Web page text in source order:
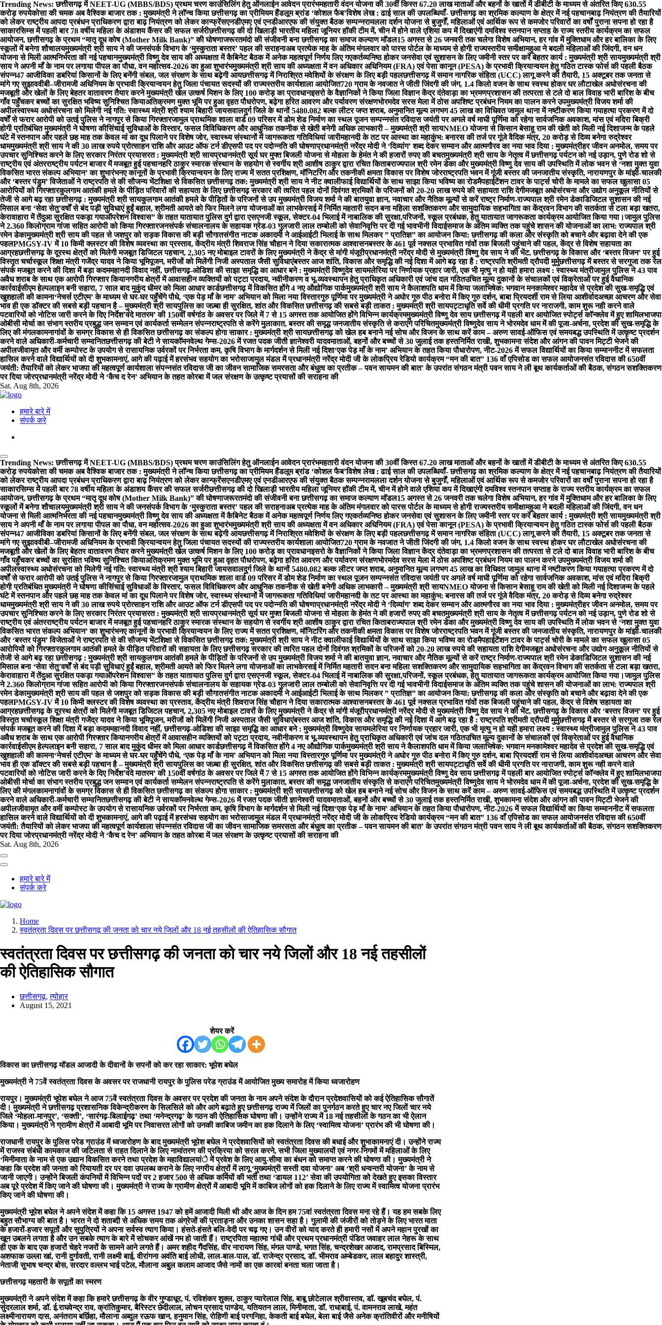
Skip
to
content
Trending News: छत्तीसगढ़ में NEET-UG (MBBS/BDS) प्रथम चरण काउंसिलिंग हेतु ऑनलाईन आवेदन प्रारंभमहतारी वंदन योजना की 30वीं किस्त 67.20 लाख माताओं और बहनों के खातों में डीबीटी के माध्यम से अंतरित किए 630.55
करोड़ रुपयेकोसा की चमक अब वैश्विक बाजार तक : मुख्यमंत्री ने लॉन्च किया छत्तीसगढ़ का प्रीमियम हैंडलूम ब्रांड ‘कोशल फैब’विशेष लेख : ढाई साल की उपलब्धियाँ- छत्तीसगढ़ का श्रमिक कल्याण के क्षेत्र में नई पहचानबाढ़ नियंत्रण की तैयारियों
को लेकर राष्ट्रीय आपदा प्रबंधन प्राधिकरण द्वारा बाढ़ नियंत्रण को लेकर कान्फ्रेंसएनडीएमए एवं एनडीआरएफ की संयुक्त बैठक सम्पन्नरामलला दर्शन योजना से बुजुर्गों, महिलाओं एवं आर्थिक रूप से कमजोर परिवारों का वर्षों पुराना सपना हो रहा है
साकारसिम्स में पहली बार 78 वर्षीय महिला के अंडाशय कैंसर की सफल सर्जरीछत्तीसगढ़ की दो खिलाड़ी भारतीय महिला जूनियर हॉकी टीम में, चीन में होने वाले एशिया कप में दिखाएंगी दमविश्व स्तनपान सप्ताह के राज्य स्तरीय कार्यक्रम का सफल
आयोजन, छत्तीसगढ़ के प्रथम “मातृ दूध कोष (Mother Milk Bank)” की घोषणाजरूरतमंदो की संजीवनी बना छत्तीसगढ़ का समाज कल्याण मॉडल15 अगस्त से 26 जनवरी तक चलेगा विशेष अभियान, हर गांव में मुक्तिधाम और हर बालिका के लिए
स्कूलों में बनेगा शौचालयमुख्यमंत्री श्री साय ने की जनसंपर्क विभाग के ‘मुस्कुराता बस्तर’ पहल की सराहनाअब प्रत्येक माह के अंतिम मंगलवार को पारस पोर्टल के माध्यम से होगी राज्यस्तरीय समीक्षामहुआ ने बदली महिलाओं की जिंदगी, वन धन
योजना से मिली आत्मनिर्भरता की नई पहचानमुख्यमंत्री विष्णु देव साय की अध्यक्षता में कैबिनेट बैठक में अनेक महत्वपूर्ण निर्णय लिए गएकर्तव्यनिष्ठ होकर जनसेवा एवं सुशासन के लिए जमीनी स्तर पर करें बेहतर कार्य : मुख्यमंत्री श्री सायमुख्यमंत्री श्री
साय ने अपनी माँ के नाम पर लगाया पीपल का पौधा, वन महोत्सव-2026 का हुआ शुभारंभमुख्यमंत्री श्री साय की अध्यक्षता में वन अधिकार अधिनियम (FRA) एवं पेसा कानून (PESA) के प्रभावी क्रियान्वयन हेतु गठित टास्क फोर्स की पहली बैठक
संपन्न47 आजीविका डबरियां किसानों के लिए बनेंगी संबल, जल संरक्षण के साथ बढ़ेगी आयछत्तीसगढ़ में निराश्रित मवेशियों के संरक्षण के लिए बड़ी पहलछत्तीसगढ़ में समान नागरिक संहिता (UCC) लागू करने की तैयारी, 15 अक्टूबर तक जनता से
मांगे गए सुझाववीबी–जीरामजी अधिनियम के प्रभावी क्रियान्वयन हेतु जिला पंचायत सदस्यों की राज्यस्तरीय कार्यशाला आयोजित720 ग्राम के नवजात ने जीती जिंदगी की जंग, 1.4 किलो वजन के साथ स्वस्थ होकर घर लौटाखेल अधोसंरचना की
मजबूती और खेलों के लिए बेहतर वातावरण तैयार करने मुख्यमंत्री खेल उत्कर्ष मिशन के लिए 100 करोड़ का प्रावधानइसरो के वैज्ञानिकों ने किया जिला विज्ञान केंद्र दंतेवाड़ा का भ्रमणप्रशासन की तत्परता से टले दो बाल विवाह भारी बारिश के बीच
गाँव पहुँचकर बच्चों का सुरक्षित भविष्य सुनिश्चित कियाअतिक्रमण मुक्त भूमि पर हुआ वृहत पौधरोपण, बढ़ेगा हरित आवरण और पर्यावरण संरक्षणभोरमदेव सरस मेला में ठोस अपशिष्ट प्रबंधन नियम का पालन करने उपमुख्यमंत्री विजय शर्मा की
अपीलस्वास्थ्य अधोसंरचना को मिलेगी नई गति: स्वास्थ्य मंत्री श्री श्याम बिहारी जायसवालदुर्ग जिले के थानों 5480.082 बल्क लीटर जप्त शराब, अनुमानित मूल्य लगभग 45 लाख का विधिवत जामुल थाना में नष्टीकरण किया गयाहत्या प्रकरण में दो
वर्षों से फरार आरोपी को उतई पुलिस ने नागपुर से किया गिरफ्तारजामुल प्राथमिक शाला वार्ड 09 परिसर में डोम शेड निर्माण का स्थल पूजन सम्पन्नसंत रविदास जयंती पर अगले वर्ष माघी पूर्णिमा को रहेगा सार्वजनिक अवकाश, मांस एवं मदिरा बिक्री
होगी प्रतिबंधित मुख्यमंत्री ने घोषणा कीसिंचाई सुविधाओं के विस्तार, फसल विविधिकरण और आधुनिक तकनीक से खेती बनेगी अधिक लाभकारी – मुख्यमंत्री श्री सायNMEO योजना से किसान बेसाहू राम की खेती को मिली नई दिशाजन्म के पहले
घंटे में स्तनपान और पहले छह माह तक केवल मां का दूध पिलाने पर विशेष जोर, स्वास्थ्य संस्थानों में जागरूकता गतिविधियां जारीमहानदी के तट पर आस्था का महाकुंभ: बनारस की तर्ज पर गूंजे वैदिक मंत्र, 20 करोड़ से दिव्य बनेगा रुद्रेश्वर
धाममुख्यमंत्री श्री साय ने की 30 लाख रुपये प्रोत्साहन राशि और आउट ऑफ टर्न डीएसपी पद पर पदोन्नति की घोषणाप्रधानमंत्री नरेंद्र मोदी ने ‘दिव्यांग’ शब्द देकर सम्मान और आत्मगौरव का नया भाव दिया : मुख्यमंत्रीहर जीवन अनमोल, समय पर
उपचार सुनिश्चित करने के लिए सरकार निरंतर प्रयासरत : मुख्यमंत्री श्री सायप्रधानमंत्री सूर्य घर मुफ्त बिजली योजना से मोहला के हेमंत ने की हजारों रुपए की बचतमुख्यमंत्री श्री साय के नेतृत्व में छत्तीसगढ़ पर्यटन को नई उड़ान, पुणे रोड शो से
राष्ट्रीय एवं अंतरराष्ट्रीय पर्यटन बाजार में मजबूत हुई पहचानहरि ठाकुर स्मारक संस्थान के सहयोग से स्वर्गीय श्री आशीष ठाकुर द्वारा रचित किताबराज्यपाल श्री रमेन डेका और मुख्यमंत्री विष्णु देव साय की उपस्थिति में लोक भवन से ‘नशा मुक्त युवा
विकसित भारत संकल्प अभियान’ का शुभारंभनए कानूनों के प्रभावी क्रियान्वयन के लिए राज्य में सतत प्रशिक्षण, मॉनिटरिंग और तकनीकी क्षमता विकास पर विशेष जोरराष्ट्रपति भवन में गूंजी बस्तर की जनजातीय संस्कृति, नारायणपुर के मांझी-चालकी
और ‘बस्तर पंडुम’ विजेताओं ने राष्ट्रपति से की सौजन्य भेंटशिक्षा से विकसित छत्तीसगढ़ तक: मुख्यमंत्री श्री साय ने नीट क्वालीफाई विद्यार्थियों के साथ साझा किया भविष्य का रोडमैपहाईटेंशन टावर के पार्ट्स चोरी के मामले का सफल खुलासा 05
आरोपियों को गिरफ्तारकुलगाम आतंकी हमले के पीड़ित परिवारों की सहायता के लिए छत्तीसगढ़ सरकार की त्वरित पहल दोनों दिवंगत श्रमिकों के परिजनों को 20-20 लाख रुपये की सहायता राशि देगीमजबूत अधोसंरचना और उद्योग अनुकूल नीतियों से
तेजी से आगे बढ़ रहा छत्तीसगढ़ : मुख्यमंत्री श्री सायकुलगाम आतंकी हमले के पीड़ितों के परिजनों से उप मुख्यमंत्री विजय शर्मा ने की बातयुवा ज्ञान, नवाचार और नैतिक मूल्यों से करें राष्ट्र निर्माण-राज्यपाल श्री रमेन डेका​डिजिटल सुशासन की नई
मिसाल बना ‘सेवा सेतु’वर्षों से बंद पड़ी सुविधाएं हुईं बहाल, श्रीमती आयते को फिर मिलने लगा योजनाओं का लाभकेरसई में निर्मित महतारी सदन बना महिला सशक्तिकरण और सामुदायिक सहभागिता का केंद्रवन विभाग की सतर्कता से टला बड़ा खतरा,
केरावाहारा में तेंदुआ सुरक्षित पकड़ा गयाऑपरेशन विश्वास” के तहत यातायात पुलिस दुर्ग द्वारा एसएनजी स्कूल, सेक्टर-04 भिलाई में नाबालिक की सुरक्षा,परिजनों, स्कूल प्रबंधक, हेतु यातायात जागरूकता कार्यक्रम आयोजित किया गया।जामुल पुलिस
ने 2.360 किलोग्राम गांजा सहित आरोपी को किया गिरफ्तारजनसंपर्क संचालनालय के सहायक ग्रेड-03 गुलजारी लाल तम्बोली को सेवानिवृत्ति पर दी गई भावभीनी विदाईसमाज के अंतिम व्यक्ति तक पहुंचे शासन की योजनाओं का लाभ: राज्यपाल श्री
रमेन डेकामुख्यमंत्री श्री साय की पहल से जशपुर को सड़क विकास की बड़ी सौगातसंगीत नाटक अकादमी ने आईआईटी भिलाई के साथ मिलकर ” प्रातिज्ञ” का आयोजन किया: छत्तीसगढ़ की कला और संस्कृति को बचाने और बढ़ावा देने की एक
पहलPMGSY-IV में 10 किमी क्लस्टर की विशेष व्यवस्था का प्रस्ताव, केंद्रीय मंत्री शिवराज सिंह चौहान ने दिया सकारात्मक आश्वासनबस्तर के 461 पूर्व नक्सल प्रभावित गांवों तक बिजली पहुंचाने की पहल, केंद्र से विशेष सहायता का
आग्रहछत्तीसगढ़ के दूरस्थ क्षेत्रों को मिलेगी मजबूत डिजिटल पहचान, 2,305 नए मोबाइल टावरों के लिए मुख्यमंत्री ने केंद्र से मांगी मंजूरीप्रधानमंत्री नरेंद्र मोदी से मुख्यमंत्री विष्णु देव साय ने की भेंट, छत्तीसगढ़ के विकास और ‘बस्तर विजन’ पर हुई
विस्तृत चर्चास्कूल शिक्षा मंत्री गजेंद्र यादव ने किया भूमिपूजन, मरीजों को मिलेंगी निजी अस्पताल जैसी सुविधाएंबस्तर आज शांति, विकास और समृद्धि की नई दिशा में आगे बढ़ रहा है : राष्ट्रपति श्रीमती द्रौपदी मुर्मुछत्तीसगढ़ में बस्तर से सरगुजा तक रेल
संपर्क मजबूत करने की दिशा में बड़ा कदममहानदी विवाद नहीं, छत्तीसगढ़-ओडिशा की साझा समृद्धि का आधार बने : मुख्यमंत्री विष्णुदेव सायमलेरिया पर निर्णायक प्रहार जारी, एक भी मृत्यु न हो यही हमारा लक्ष्य : स्वास्थ्य मंत्रीजामुल पुलिस ने 43 पाव
अवैध शराब के साथ एक आरोपी गिरफ्तार कियानगरीय क्षेत्रों में आवासहीन व्यक्तियों को पट्टा प्रदाय, नवीनीकरण व भू-व्यवस्थापन हेतु प्राधिकृत अधिकारी एवं जांच दल गठितउचित मूल्य दुकानों के संचालकों एवं विक्रेताओं पर हुई वैधानिक
कार्रवाईसीएम हेल्पलाइन बनी सहारा, 7 साल बाद मुकुंद धीमर को मिला आधार कार्डछत्तीसगढ़ में विकसित होंगे 4 नए औद्योगिक पार्कमुख्यमंत्री श्री साय ने कैलाशपति धाम में किया जलाभिषेक: भगवान मनकामेश्वर महादेव से प्रदेश की सुख-समृद्धि एवं
खुशहाली की कामना‘नेचर्स एटीएम’ के माध्यम से घर-घर पहुँचेंगे पौधे, ‘एक पेड़ माँ के नाम’ अभियान को मिला नया विस्तारगुरु पूर्णिमा पर मुख्यमंत्री ने अघोर गुरु पीठ बनोरा में किए गुरु दर्शन, बाबा प्रियदर्शी राम से लिया आशीर्वादअच्छा आचरण और सेवा
भाव ही एक डॉक्टर की सबसे बड़ी पहचान है – मुख्यमंत्री श्री सायपुलिस का जज़्बा ही सुरक्षित, शांत और विकसित छत्तीसगढ़ की सबसे बड़ी ताकत : मुख्यमंत्री श्री सायपट्टाधृति सर्वे की धीमी प्रगति पर नाराजगी, काम शुरू नही करने वाले
पटवारियों को नोटिस जारी करने के दिए निर्देश’वंदे मातरम’ की 150वीं वर्षगांठ के अवसर पर जिले में 7 से 15 अगस्त तक आयोजित होंगे विभिन्न कार्यक्रममुख्यमंत्री विष्णु देव साय छत्तीसगढ़ में पहली बार आयोजित स्पोर्ट्स कॉन्क्लेव में हुए शामिलभाजपा
ओबीसी मोर्चा का संभाग स्तरीय प्रबुद्ध जन सम्मान एवं कार्यकर्ता सम्मेलन संपन्नराष्ट्रपति से करेंगे मुलाकात, बस्तर की समृद्ध जनजातीय संस्कृति से कराएंगे परिचितमुख्यमंत्री विष्णुदेव साय ने भोरमदेव धाम में की पूजा-अर्चना, प्रदेश की सुख-समृद्धि के
लिए की मंगलकामनागांवों के समग्र विकास से ही विकसित छत्तीसगढ़ का संकल्प होगा साकार : मुख्यमंत्री श्री सायछत्तीसगढ़ को खेल हब बनाने नई सोच और विजन के साथ करें काम – अरुण सावई-ऑफिस एवं समयबद्ध उपस्थिति में उत्कृष्ट प्रदर्शन
करने वाले अधिकारी-कर्मचारी सम्मानितछत्तीसगढ़ की बेटी ने सायकॉमनवेल्थ गेम्स-2026 में रजत पदक जीती ज्ञानेश्वरी यादवमाताओं, बहनों और बच्चों से 30 जुलाई तक हस्तनिर्मित राखी, शुभकामना संदेश और आंगन की पावन मिट्टी भेजने की
अपीलजीवामृत और वर्मी कम्पोस्ट के उपयोग से रासायनिक उर्वरकों पर निर्भरता कम, कृषि विभाग के मार्गदर्शन से मिली नई दिशा‘एक पेड़ माँ के नाम’ अभियान के तहत किया पौधारोपण, नीट-2026 में सफल विद्यार्थियों का किया सम्माननीट में सफलता
हासिल करने वाले विद्यार्थियों को दी शुभकामनाएं, आगे की पढ़ाई में हरसंभव सहयोग का भरोसाजामुल मंडल में प्रधानमंत्री नरेंद्र मोदी जी के लोकप्रिय रेडियो कार्यक्रम “मन की बात” 136 वाँ एपिसोड का सफल आयोजनसंत रविदास की 650वीं
जयंती: तैयारियों को लेकर भाजपा की महत्वपूर्ण कार्यशाला संपन्नसंत रविदास जी का जीवन सामाजिक समरसता और बंधुत्व का प्रतीक – पवन सायमन की बात’ के उपरांत संगठन मंत्री पवन साय ने ली बूथ कार्यकर्ताओं की बैठक, संगठन सशक्तिकरण
पर दिया जोरप्रधानमंत्री नरेंद्र मोदी ने ‘कैच द रेन’ अभियान के तहत कोरबा में जल संरक्षण के उत्कृष्ट प्रयासों की सराहना की
Sat. Aug 8th, 2026
हमारे बारे में
संपर्क करे
Trending News: छत्तीसगढ़ में NEET-UG (MBBS/BDS) प्रथम चरण काउंसिलिंग हेतु ऑनलाईन आवेदन प्रारंभमहतारी वंदन योजना की 30वीं किस्त 67.20 लाख माताओं और बहनों के खातों में डीबीटी के माध्यम से अंतरित किए 630.55
करोड़ रुपयेकोसा की चमक अब वैश्विक बाजार तक : मुख्यमंत्री ने लॉन्च किया छत्तीसगढ़ का प्रीमियम हैंडलूम ब्रांड ‘कोशल फैब’विशेष लेख : ढाई साल की उपलब्धियाँ- छत्तीसगढ़ का श्रमिक कल्याण के क्षेत्र में नई पहचानबाढ़ नियंत्रण की तैयारियों
को लेकर राष्ट्रीय आपदा प्रबंधन प्राधिकरण द्वारा बाढ़ नियंत्रण को लेकर कान्फ्रेंसएनडीएमए एवं एनडीआरएफ की संयुक्त बैठक सम्पन्नरामलला दर्शन योजना से बुजुर्गों, महिलाओं एवं आर्थिक रूप से कमजोर परिवारों का वर्षों पुराना सपना हो रहा है
साकारसिम्स में पहली बार 78 वर्षीय महिला के अंडाशय कैंसर की सफल सर्जरीछत्तीसगढ़ की दो खिलाड़ी भारतीय महिला जूनियर हॉकी टीम में, चीन में होने वाले एशिया कप में दिखाएंगी दमविश्व स्तनपान सप्ताह के राज्य स्तरीय कार्यक्रम का सफल
आयोजन, छत्तीसगढ़ के प्रथम “मातृ दूध कोष (Mother Milk Bank)” की घोषणाजरूरतमंदो की संजीवनी बना छत्तीसगढ़ का समाज कल्याण मॉडल15 अगस्त से 26 जनवरी तक चलेगा विशेष अभियान, हर गांव में मुक्तिधाम और हर बालिका के लिए
स्कूलों में बनेगा शौचालयमुख्यमंत्री श्री साय ने की जनसंपर्क विभाग के ‘मुस्कुराता बस्तर’ पहल की सराहनाअब प्रत्येक माह के अंतिम मंगलवार को पारस पोर्टल के माध्यम से होगी राज्यस्तरीय समीक्षामहुआ ने बदली महिलाओं की जिंदगी, वन धन
योजना से मिली आत्मनिर्भरता की नई पहचानमुख्यमंत्री विष्णु देव साय की अध्यक्षता में कैबिनेट बैठक में अनेक महत्वपूर्ण निर्णय लिए गएकर्तव्यनिष्ठ होकर जनसेवा एवं सुशासन के लिए जमीनी स्तर पर करें बेहतर कार्य : मुख्यमंत्री श्री सायमुख्यमंत्री श्री
साय ने अपनी माँ के नाम पर लगाया पीपल का पौधा, वन महोत्सव-2026 का हुआ शुभारंभमुख्यमंत्री श्री साय की अध्यक्षता में वन अधिकार अधिनियम (FRA) एवं पेसा कानून (PESA) के प्रभावी क्रियान्वयन हेतु गठित टास्क फोर्स की पहली बैठक
संपन्न47 आजीविका डबरियां किसानों के लिए बनेंगी संबल, जल संरक्षण के साथ बढ़ेगी आयछत्तीसगढ़ में निराश्रित मवेशियों के संरक्षण के लिए बड़ी पहलछत्तीसगढ़ में समान नागरिक संहिता (UCC) लागू करने की तैयारी, 15 अक्टूबर तक जनता से
मांगे गए सुझाववीबी–जीरामजी अधिनियम के प्रभावी क्रियान्वयन हेतु जिला पंचायत सदस्यों की राज्यस्तरीय कार्यशाला आयोजित720 ग्राम के नवजात ने जीती जिंदगी की जंग, 1.4 किलो वजन के साथ स्वस्थ होकर घर लौटाखेल अधोसंरचना की
मजबूती और खेलों के लिए बेहतर वातावरण तैयार करने मुख्यमंत्री खेल उत्कर्ष मिशन के लिए 100 करोड़ का प्रावधानइसरो के वैज्ञानिकों ने किया जिला विज्ञान केंद्र दंतेवाड़ा का भ्रमणप्रशासन की तत्परता से टले दो बाल विवाह भारी बारिश के बीच
गाँव पहुँचकर बच्चों का सुरक्षित भविष्य सुनिश्चित कियाअतिक्रमण मुक्त भूमि पर हुआ वृहत पौधरोपण, बढ़ेगा हरित आवरण और पर्यावरण संरक्षणभोरमदेव सरस मेला में ठोस अपशिष्ट प्रबंधन नियम का पालन करने उपमुख्यमंत्री विजय शर्मा की
अपीलस्वास्थ्य अधोसंरचना को मिलेगी नई गति: स्वास्थ्य मंत्री श्री श्याम बिहारी जायसवालदुर्ग जिले के थानों 5480.082 बल्क लीटर जप्त शराब, अनुमानित मूल्य लगभग 45 लाख का विधिवत जामुल थाना में नष्टीकरण किया गयाहत्या प्रकरण में दो
वर्षों से फरार आरोपी को उतई पुलिस ने नागपुर से किया गिरफ्तारजामुल प्राथमिक शाला वार्ड 09 परिसर में डोम शेड निर्माण का स्थल पूजन सम्पन्नसंत रविदास जयंती पर अगले वर्ष माघी पूर्णिमा को रहेगा सार्वजनिक अवकाश, मांस एवं मदिरा बिक्री
होगी प्रतिबंधित मुख्यमंत्री ने घोषणा कीसिंचाई सुविधाओं के विस्तार, फसल विविधिकरण और आधुनिक तकनीक से खेती बनेगी अधिक लाभकारी – मुख्यमंत्री श्री सायNMEO योजना से किसान बेसाहू राम की खेती को मिली नई दिशाजन्म के पहले
घंटे में स्तनपान और पहले छह माह तक केवल मां का दूध पिलाने पर विशेष जोर, स्वास्थ्य संस्थानों में जागरूकता गतिविधियां जारीमहानदी के तट पर आस्था का महाकुंभ: बनारस की तर्ज पर गूंजे वैदिक मंत्र, 20 करोड़ से दिव्य बनेगा रुद्रेश्वर
धाममुख्यमंत्री श्री साय ने की 30 लाख रुपये प्रोत्साहन राशि और आउट ऑफ टर्न डीएसपी पद पर पदोन्नति की घोषणाप्रधानमंत्री नरेंद्र मोदी ने ‘दिव्यांग’ शब्द देकर सम्मान और आत्मगौरव का नया भाव दिया : मुख्यमंत्रीहर जीवन अनमोल, समय पर
उपचार सुनिश्चित करने के लिए सरकार निरंतर प्रयासरत : मुख्यमंत्री श्री सायप्रधानमंत्री सूर्य घर मुफ्त बिजली योजना से मोहला के हेमंत ने की हजारों रुपए की बचतमुख्यमंत्री श्री साय के नेतृत्व में छत्तीसगढ़ पर्यटन को नई उड़ान, पुणे रोड शो से
राष्ट्रीय एवं अंतरराष्ट्रीय पर्यटन बाजार में मजबूत हुई पहचानहरि ठाकुर स्मारक संस्थान के सहयोग से स्वर्गीय श्री आशीष ठाकुर द्वारा रचित किताबराज्यपाल श्री रमेन डेका और मुख्यमंत्री विष्णु देव साय की उपस्थिति में लोक भवन से ‘नशा मुक्त युवा
विकसित भारत संकल्प अभियान’ का शुभारंभनए कानूनों के प्रभावी क्रियान्वयन के लिए राज्य में सतत प्रशिक्षण, मॉनिटरिंग और तकनीकी क्षमता विकास पर विशेष जोरराष्ट्रपति भवन में गूंजी बस्तर की जनजातीय संस्कृति, नारायणपुर के मांझी-चालकी
और ‘बस्तर पंडुम’ विजेताओं ने राष्ट्रपति से की सौजन्य भेंटशिक्षा से विकसित छत्तीसगढ़ तक: मुख्यमंत्री श्री साय ने नीट क्वालीफाई विद्यार्थियों के साथ साझा किया भविष्य का रोडमैपहाईटेंशन टावर के पार्ट्स चोरी के मामले का सफल खुलासा 05
आरोपियों को गिरफ्तारकुलगाम आतंकी हमले के पीड़ित परिवारों की सहायता के लिए छत्तीसगढ़ सरकार की त्वरित पहल दोनों दिवंगत श्रमिकों के परिजनों को 20-20 लाख रुपये की सहायता राशि देगीमजबूत अधोसंरचना और उद्योग अनुकूल नीतियों से
तेजी से आगे बढ़ रहा छत्तीसगढ़ : मुख्यमंत्री श्री सायकुलगाम आतंकी हमले के पीड़ितों के परिजनों से उप मुख्यमंत्री विजय शर्मा ने की बातयुवा ज्ञान, नवाचार और नैतिक मूल्यों से करें राष्ट्र निर्माण-राज्यपाल श्री रमेन डेका​डिजिटल सुशासन की नई
मिसाल बना ‘सेवा सेतु’वर्षों से बंद पड़ी सुविधाएं हुईं बहाल, श्रीमती आयते को फिर मिलने लगा योजनाओं का लाभकेरसई में निर्मित महतारी सदन बना महिला सशक्तिकरण और सामुदायिक सहभागिता का केंद्रवन विभाग की सतर्कता से टला बड़ा खतरा,
केरावाहारा में तेंदुआ सुरक्षित पकड़ा गयाऑपरेशन विश्वास” के तहत यातायात पुलिस दुर्ग द्वारा एसएनजी स्कूल, सेक्टर-04 भिलाई में नाबालिक की सुरक्षा,परिजनों, स्कूल प्रबंधक, हेतु यातायात जागरूकता कार्यक्रम आयोजित किया गया।जामुल पुलिस
ने 2.360 किलोग्राम गांजा सहित आरोपी को किया गिरफ्तारजनसंपर्क संचालनालय के सहायक ग्रेड-03 गुलजारी लाल तम्बोली को सेवानिवृत्ति पर दी गई भावभीनी विदाईसमाज के अंतिम व्यक्ति तक पहुंचे शासन की योजनाओं का लाभ: राज्यपाल श्री
रमेन डेकामुख्यमंत्री श्री साय की पहल से जशपुर को सड़क विकास की बड़ी सौगातसंगीत नाटक अकादमी ने आईआईटी भिलाई के साथ मिलकर ” प्रातिज्ञ” का आयोजन किया: छत्तीसगढ़ की कला और संस्कृति को बचाने और बढ़ावा देने की एक
पहलPMGSY-IV में 10 किमी क्लस्टर की विशेष व्यवस्था का प्रस्ताव, केंद्रीय मंत्री शिवराज सिंह चौहान ने दिया सकारात्मक आश्वासनबस्तर के 461 पूर्व नक्सल प्रभावित गांवों तक बिजली पहुंचाने की पहल, केंद्र से विशेष सहायता का
आग्रहछत्तीसगढ़ के दूरस्थ क्षेत्रों को मिलेगी मजबूत डिजिटल पहचान, 2,305 नए मोबाइल टावरों के लिए मुख्यमंत्री ने केंद्र से मांगी मंजूरीप्रधानमंत्री नरेंद्र मोदी से मुख्यमंत्री विष्णु देव साय ने की भेंट, छत्तीसगढ़ के विकास और ‘बस्तर विजन’ पर हुई
विस्तृत चर्चास्कूल शिक्षा मंत्री गजेंद्र यादव ने किया भूमिपूजन, मरीजों को मिलेंगी निजी अस्पताल जैसी सुविधाएंबस्तर आज शांति, विकास और समृद्धि की नई दिशा में आगे बढ़ रहा है : राष्ट्रपति श्रीमती द्रौपदी मुर्मुछत्तीसगढ़ में बस्तर से सरगुजा तक रेल
संपर्क मजबूत करने की दिशा में बड़ा कदममहानदी विवाद नहीं, छत्तीसगढ़-ओडिशा की साझा समृद्धि का आधार बने : मुख्यमंत्री विष्णुदेव सायमलेरिया पर निर्णायक प्रहार जारी, एक भी मृत्यु न हो यही हमारा लक्ष्य : स्वास्थ्य मंत्रीजामुल पुलिस ने 43 पाव
अवैध शराब के साथ एक आरोपी गिरफ्तार कियानगरीय क्षेत्रों में आवासहीन व्यक्तियों को पट्टा प्रदाय, नवीनीकरण व भू-व्यवस्थापन हेतु प्राधिकृत अधिकारी एवं जांच दल गठितउचित मूल्य दुकानों के संचालकों एवं विक्रेताओं पर हुई वैधानिक
कार्रवाईसीएम हेल्पलाइन बनी सहारा, 7 साल बाद मुकुंद धीमर को मिला आधार कार्डछत्तीसगढ़ में विकसित होंगे 4 नए औद्योगिक पार्कमुख्यमंत्री श्री साय ने कैलाशपति धाम में किया जलाभिषेक: भगवान मनकामेश्वर महादेव से प्रदेश की सुख-समृद्धि एवं
खुशहाली की कामना‘नेचर्स एटीएम’ के माध्यम से घर-घर पहुँचेंगे पौधे, ‘एक पेड़ माँ के नाम’ अभियान को मिला नया विस्तारगुरु पूर्णिमा पर मुख्यमंत्री ने अघोर गुरु पीठ बनोरा में किए गुरु दर्शन, बाबा प्रियदर्शी राम से लिया आशीर्वादअच्छा आचरण और सेवा
भाव ही एक डॉक्टर की सबसे बड़ी पहचान है – मुख्यमंत्री श्री सायपुलिस का जज़्बा ही सुरक्षित, शांत और विकसित छत्तीसगढ़ की सबसे बड़ी ताकत : मुख्यमंत्री श्री सायपट्टाधृति सर्वे की धीमी प्रगति पर नाराजगी, काम शुरू नही करने वाले
पटवारियों को नोटिस जारी करने के दिए निर्देश’वंदे मातरम’ की 150वीं वर्षगांठ के अवसर पर जिले में 7 से 15 अगस्त तक आयोजित होंगे विभिन्न कार्यक्रममुख्यमंत्री विष्णु देव साय छत्तीसगढ़ में पहली बार आयोजित स्पोर्ट्स कॉन्क्लेव में हुए शामिलभाजपा
ओबीसी मोर्चा का संभाग स्तरीय प्रबुद्ध जन सम्मान एवं कार्यकर्ता सम्मेलन संपन्नराष्ट्रपति से करेंगे मुलाकात, बस्तर की समृद्ध जनजातीय संस्कृति से कराएंगे परिचितमुख्यमंत्री विष्णुदेव साय ने भोरमदेव धाम में की पूजा-अर्चना, प्रदेश की सुख-समृद्धि के
लिए की मंगलकामनागांवों के समग्र विकास से ही विकसित छत्तीसगढ़ का संकल्प होगा साकार : मुख्यमंत्री श्री सायछत्तीसगढ़ को खेल हब बनाने नई सोच और विजन के साथ करें काम – अरुण सावई-ऑफिस एवं समयबद्ध उपस्थिति में उत्कृष्ट प्रदर्शन
करने वाले अधिकारी-कर्मचारी सम्मानितछत्तीसगढ़ की बेटी ने सायकॉमनवेल्थ गेम्स-2026 में रजत पदक जीती ज्ञानेश्वरी यादवमाताओं, बहनों और बच्चों से 30 जुलाई तक हस्तनिर्मित राखी, शुभकामना संदेश और आंगन की पावन मिट्टी भेजने की
अपीलजीवामृत और वर्मी कम्पोस्ट के उपयोग से रासायनिक उर्वरकों पर निर्भरता कम, कृषि विभाग के मार्गदर्शन से मिली नई दिशा‘एक पेड़ माँ के नाम’ अभियान के तहत किया पौधारोपण, नीट-2026 में सफल विद्यार्थियों का किया सम्माननीट में सफलता
हासिल करने वाले विद्यार्थियों को दी शुभकामनाएं, आगे की पढ़ाई में हरसंभव सहयोग का भरोसाजामुल मंडल में प्रधानमंत्री नरेंद्र मोदी जी के लोकप्रिय रेडियो कार्यक्रम “मन की बात” 136 वाँ एपिसोड का सफल आयोजनसंत रविदास की 650वीं
जयंती: तैयारियों को लेकर भाजपा की महत्वपूर्ण कार्यशाला संपन्नसंत रविदास जी का जीवन सामाजिक समरसता और बंधुत्व का प्रतीक – पवन सायमन की बात’ के उपरांत संगठन मंत्री पवन साय ने ली बूथ कार्यकर्ताओं की बैठक, संगठन सशक्तिकरण
पर दिया जोरप्रधानमंत्री नरेंद्र मोदी ने ‘कैच द रेन’ अभियान के तहत कोरबा में जल संरक्षण के उत्कृष्ट प्रयासों की सराहना की
Sat. Aug 8th, 2026
हमारे बारे में
संपर्क करे
Home
स्वतंत्रता दिवस पर छत्तीसगढ़ की जनता को चार नये जिलों और 18 नई तहसीलों की ऐतिहासिक सौगात
स्वतंत्रता दिवस पर छत्तीसगढ़ की जनता को चार नये जिलों और 18 नई तहसीलों
की ऐतिहासिक सौगात
छत्तीसगढ़,त्योहार
August 15, 2021
शेयर करें
विकास का छत्तीसगढ़ मॉडल आजादी के दीवानों के सपनों को कर रहा साकार: भूपेश बघेल
मुख्यमंत्री ने 75वें स्वतंत्रता दिवस के अवसर पर राजधानी रायपुर के पुलिस परेड ग्राउंड में आयोजित मुख्य समारोह में किया ध्वजारोहण
रायपुर। मुख्यमंत्री भूपेश बघेल ने आज 75वें स्वतंत्रता दिवस के अवसर पर प्रदेश की जनता के नाम अपने संदेश के दौरान प्रदेशवासियों को कई ऐतिहासिक सौगातें
दी। मुख्यमंत्री ने छत्तीसगढ़ प्रशासनिक विकेन्द्रीकरण के सिलसिले को और आगे बढ़ाते हुए छत्तीसगढ़ राज्य में जिलों का पुनर्गठन करते हुए चार नए जिलों चार नये
जिले ‘मोहला-मानपुर’, ‘सक्ती’, ‘सारंगढ़-बिलाईगढ़’ तथा ‘मनेन्द्रगढ़’ के गठन की ऐतिहासिक घोषणा की। उन्होंने राज्य में 18 नई तहसीलों के गठन का भी ऐलान
किया। मुख्यमंत्री ने ग्रामीण क्षेत्रों में आबादी भूमि पर निवासरत लोगों को उनकी काबिज जमीन का हक दिलाने के लिए ‘स्वामित्व योजना’ प्रारंभ की भी घोषणा की।
राजधानी रायपुर के पुलिस परेड ग्राउंड में ध्वजारोहण के बाद मुख्यमंत्री भूपेश बघेल ने प्रदेशवासियों को स्वतंत्रता दिवस की बधाई और शुभाकामनाएं दी। उन्होंने राज्य
में राजस्व संबंधी कामकाज की जटिलता से राहत दिलाने के लिए नामांतरण की प्रक्रिया को सरल करने, सभी जिला मुख्यालयों एवं नगर-निगमों में महिलाओं के लिए
‘मिनीमाता के नाम से एक उद्यान विकसित करने तथा प्रदेश के महाविद्यालयांे में प्रवेश के लिए आयु-सीमा का बंधन को समाप्त करने की घोषणा की। मुख्यमंत्री ने
कहा कि प्रदेश की जनता को रियायती दर पर दवा उपलब्ध कराने के लिए नगरीय क्षेत्रों में लागू ‘मुख्यमंत्री सस्ती दवा योजना’ अब ‘श्री धन्वन्तरी योजना’ के नाम से
जानी जाएगी। उन्होंने बिजली कंपनियों में विभिन्न पदों पर 2 हजार 500 से अधिक कर्मियों की भर्ती तथा ‘डायल 112’ सेवा की उपयोगिता को देखते हुए इसका विस्तार
अब पूरे प्रदेश में किए जाने की घोषणा की। मुख्यमंत्री ने राज्य के ग्रामीण क्षेत्रों में आबादी भूमि में काबिज लोगों को हक दिलाने के लिए राज्य में स्वामित्व योजना प्रारंभ
किए जाने की घोषणा की।
मुख्यमंत्री भूपेश बघेल ने अपने संदेश में कहा कि 15 अगस्त 1947 को हमें आजादी मिली थी और आज के दिन हम 75वां स्वतंत्रता दिवस मना रहे हैं। यह हम सबके लिए
बहुत सौभाग्य की बात है। भारत ने दो शताब्दी से अधिक समय तक अंग्रेजों की प्रताड़ना और उनका शासन सहा है। गुलामी की जंजीरों को तोड़ने के लिए भारत माता
के हजारों-हजार सपूतों और सुपुत्रियों ने अपना सर्वस्व त्याग किया। हंसते-हंसते बलि-वेदी पर चढ़ गए। उन वीरों को याद करते ही हमारी नसों में अपने महान पुरखों का
खून उबलने लगता है और उन सबके त्याग के बारे में सोचकर आंखें नम हो जाती हैं। राष्ट्रपिता महात्मा गांधी और प्रथम प्रधानमंत्री पंडित जवाहर लाल नेहरू के साथ
ही एक के बाद एक हजारों चेहरे नजरों के सामने आने लगते हैं। अमर शहीद गैंदसिंह, वीर नारायण सिंह, मंगल पाण्डे, भगत सिंह, चन्द्रशेखर आजाद, रामप्रसाद बिस्मिल,
अशफाक उल्ला खां, रानी दुर्गावती, रानी लक्ष्मी बाई, वीरांगना अवंति बाई लोधी, लाल-बाल-पाल, डॉ. राजेन्द्र प्रसाद, डॉ. भीमराव अम्बेडकर, लाल बहादुर शास्त्री,
नेताजी सुभाष चन्द्र बोस, सरदार वल्लभ भाई पटेल, मौलाना अबुुल कलाम आजाद जैसे नामों का एक कारवां बनता चला जाता है।
छत्तीसगढ़ महतारी के सपूतों का स्मरण
मुख्यमंत्री ने अपने संदेश में कहा कि हमारे छत्तीसगढ़ के वीर गुण्डाधूर, पं. रविशंकर शुक्ल, ठाकुर प्यारेलाल सिंह, बाबू छोटेलाल श्रीवास्तव, डॉ. खूबचंद बघेल, पं.
सुंदरलाल शर्मा, डॉ. ई.राघवेन्द्र राव, क्रांतिकुमार, बैरिस्टर छेदीलाल, लोचन प्रसाद पाण्डेय, यतियतन लाल, मिनीमाता, डॉ. राधाबाई, पं. वामनराव लाखे, महंत
लक्ष्मीनारायण दास, अनंतराम बर्छिहा, मौलाना अब्दुल रऊफ खान, हनुमान सिंह, रोहिणी बाई परगनिहा, केकती बाई बघेल, बेला बाई जैसे अनेक क्रांतिवीरों और मनीषियों